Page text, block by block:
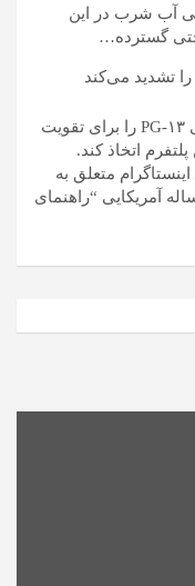
آب شرب در این
گسترده…
را تشدید می‌کند
اینستاگرام قصد دارد سیستم رتبه‌بندی PG-۱۳ را برای تقویت
اتخاذ کند.
متعلق به
اجرای قوانینی مشابه رتبه‌بندی ۴۱ ساله آمریکایی “راهنمای